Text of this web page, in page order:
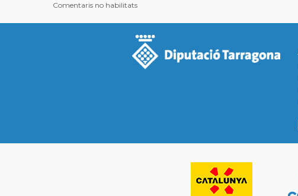
Comentaris no habilitats